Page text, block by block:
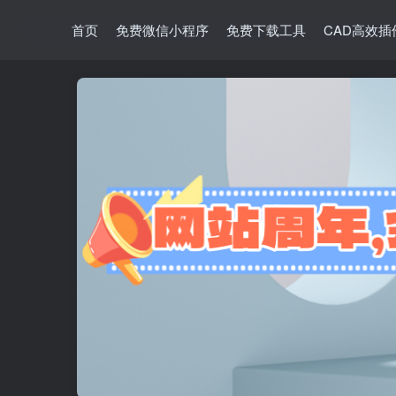
首页 免费微信小程序 免费下载工具 CAD高效插